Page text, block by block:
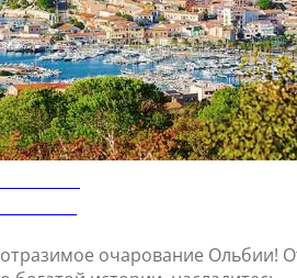
очарование Ольбии!